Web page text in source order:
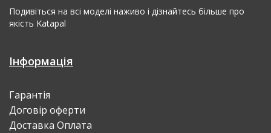
Подивіться на всі моделі наживо і дізнайтесь більше про
якість Katapal
Інформація
Гарантія
Договір оферти
Доставка Оплата